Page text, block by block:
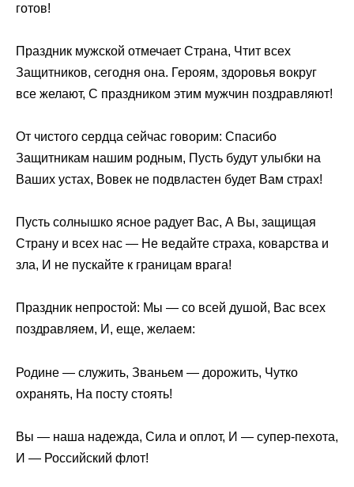
готов!
Праздник мужской отмечает Страна, Чтит всех
Защитников, сегодня она. Героям, здоровья вокруг
все желают, С праздником этим мужчин поздравляют!
От чистого сердца сейчас говорим: Спасибо
Защитникам нашим родным, Пусть будут улыбки на
Ваших устах, Вовек не подвластен будет Вам страх!
Пусть солнышко ясное радует Вас, А Вы, защищая
Страну и всех нас — Не ведайте страха, коварства и
зла, И не пускайте к границам врага!
Праздник непростой: Мы — со всей душой, Вас всех
поздравляем, И, еще, желаем:
Родине — служить, Званьем — дорожить, Чутко
охранять, На посту стоять!
Вы — наша надежда, Сила и оплот, И — супер-пехота,
И — Российский флот!